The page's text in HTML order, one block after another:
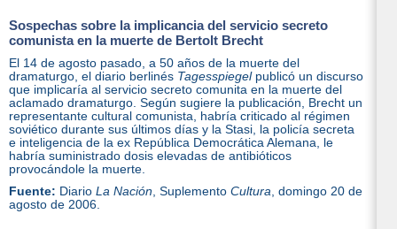
Sospechas sobre la implicancia del servicio secreto
comunista en la muerte de Bertolt Brecht
El 14 de agosto pasado, a 50 años de la muerte del
dramaturgo, el diario berlinés Tagesspiegelpublicó un discurso
que implicaría al servicio secreto comunita en la muerte del
aclamado dramaturgo. Según sugiere la publicación, Brecht un
representante cultural comunista, habría criticado al régimen
soviético durante sus últimos días y la Stasi, la policía secreta
e inteligencia de la ex República Democrática Alemana, le
habría suministrado dosis elevadas de antibióticos
provocándole la muerte.
Fuente: Diario La Nación, Suplemento Cultura, domingo 20 de
agosto de 2006.